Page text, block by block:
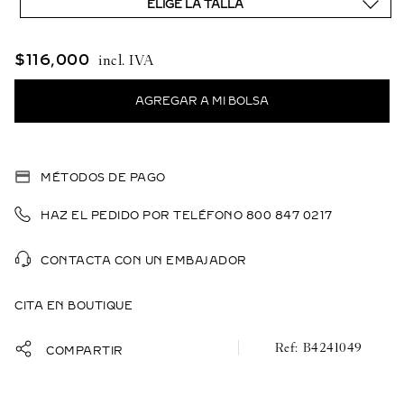
ELIGE LA TALLA
$116,000
MÉTODOS DE PAGO
HAZ EL PEDIDO POR TELÉFONO 800 847 0217
CONTACTA CON UN EMBAJADOR
CITA EN BOUTIQUE
COMPARTIR B4241049